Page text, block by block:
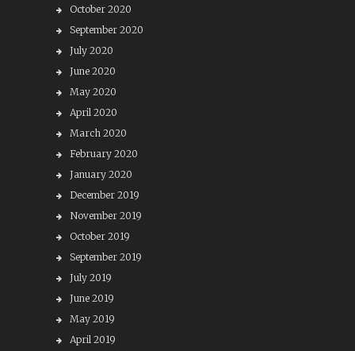
October 2020
September 2020
July 2020
June 2020
May 2020
April 2020
March 2020
February 2020
January 2020
December 2019
November 2019
October 2019
September 2019
July 2019
June 2019
May 2019
April 2019